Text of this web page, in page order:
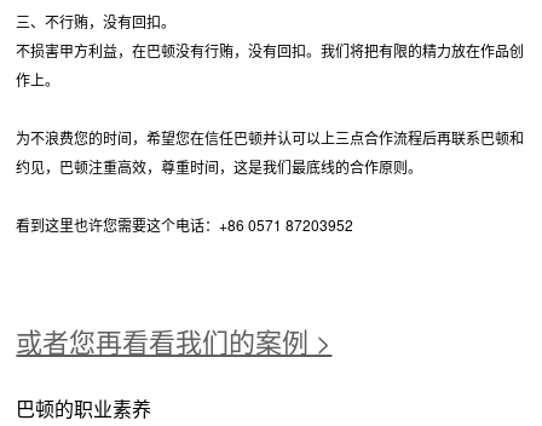
三、不行贿，没有回扣。
不损害甲方利益，在巴顿没有行贿，没有回扣。我们将把有限的精力放在作品创
作上。
为不浪费您的时间，希望您在信任巴顿并认可以上三点合作流程后再联系巴顿和
约见，巴顿注重高效，尊重时间，这是我们最底线的合作原则。
看到这里也许您需要这个电话：+86 0571 87203952
或者您再看看我们的案例 >
巴顿的职业素养